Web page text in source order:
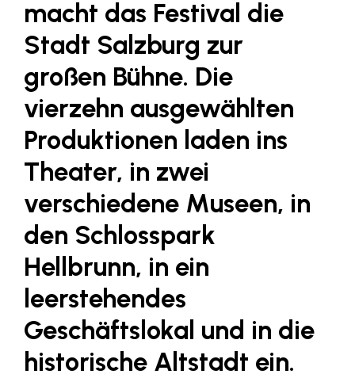
Lidl Österreich
Die Menü-Manufaktur
MTH Retail Group
OMV
OptimaMed
PAGRO
PHH Rechtsanwält:innen
Primark
sebamed
SeneCura
SERVICE&MORE
SKINUANCE®
macht das Festival die
Stadt Salzburg zur
großen Bühne. Die
vierzehn ausgewählten
Produktionen laden ins
Theater, in zwei
verschiedene Museen, in
den Schlosspark
Hellbrunn, in ein
leerstehendes
Geschäftslokal und in die
historische Altstadt ein.